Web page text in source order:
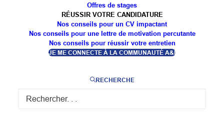
Offres de stages
RÉUSSIR VOTRE CANDIDATURE
Nos conseils pour un CV impactant
Nos conseils pour une lettre de motivation percutante
Nos conseils pour réussir votre entretien
JE ME CONNECTE À LA COMMUNAUTÉ A&I
RECHERCHE